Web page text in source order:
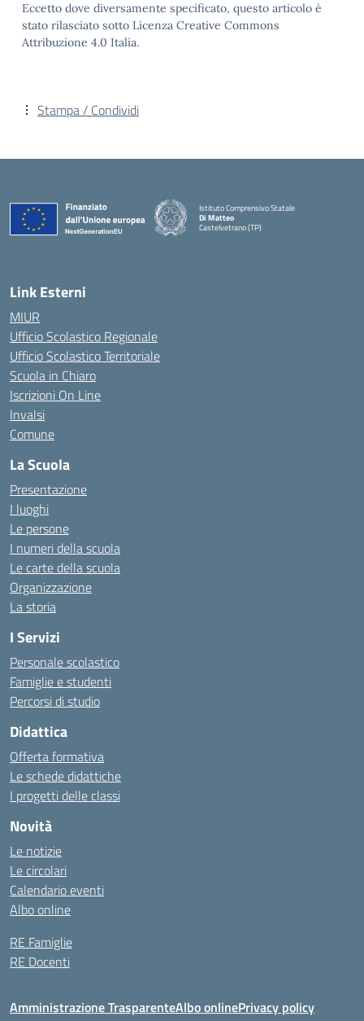
Eccetto dove diversamente specificato, questo articolo è
stato rilasciato sotto Licenza Creative Commons
Attribuzione 4.0 Italia.
Stampa / Condividi
Istituto Comprensivo Statale
Di Matteo
Castelvetrano (TP)
Link Esterni
MIUR
Ufficio Scolastico Regionale
Ufficio Scolastico Territoriale
Scuola in Chiaro
Iscrizioni On Line
Invalsi
Comune
La Scuola
Presentazione
I luoghi
Le persone
I numeri della scuola
Le carte della scuola
Organizzazione
La storia
I Servizi
Personale scolastico
Famiglie e studenti
Percorsi di studio
Didattica
Offerta formativa
Le schede didattiche
I progetti delle classi
Novità
Le notizie
Le circolari
Calendario eventi
Albo online
RE Famiglie
RE Docenti
Amministrazione TrasparenteAlbo onlinePrivacy policy